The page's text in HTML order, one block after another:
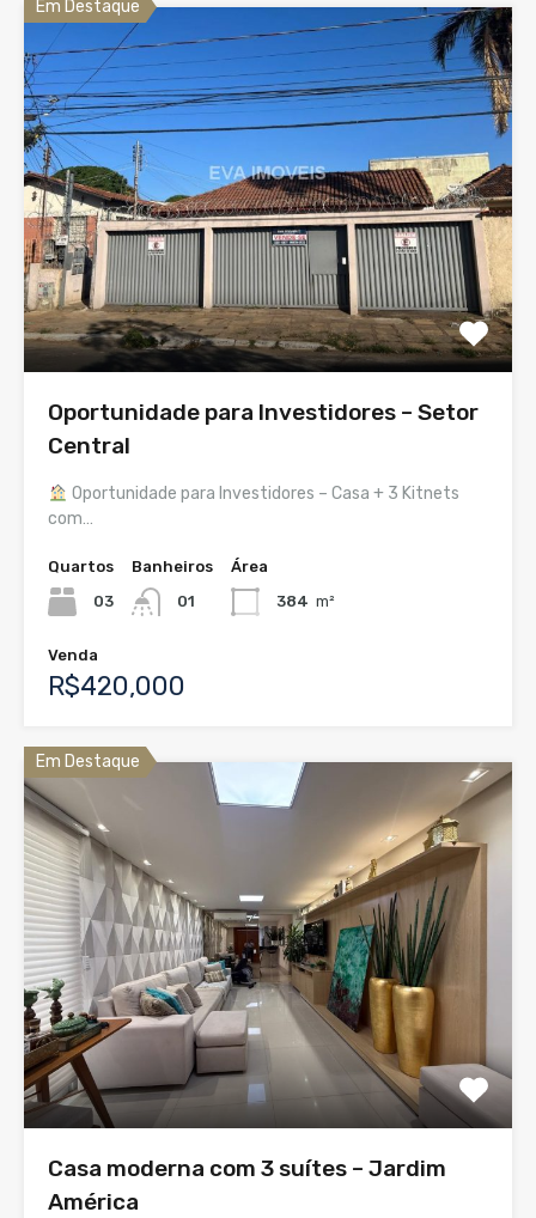
Em Destaque
Oportunidade para Investidores – Setor
Central
Oportunidade para Investidores – Casa + 3 Kitnets
com…
Quartos
03
Banheiros
01
Área
384 m²
Venda
R$420,000
Em Destaque
Casa moderna com 3 suítes – Jardim
América